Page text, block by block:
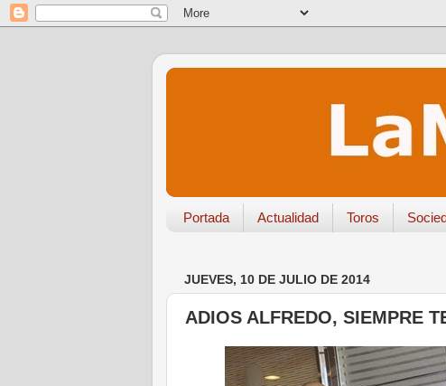
Portada Actualidad Toros
JUEVES, 10 DE JULIO DE 2014
ADIOS ALFREDO, SIEMPRE